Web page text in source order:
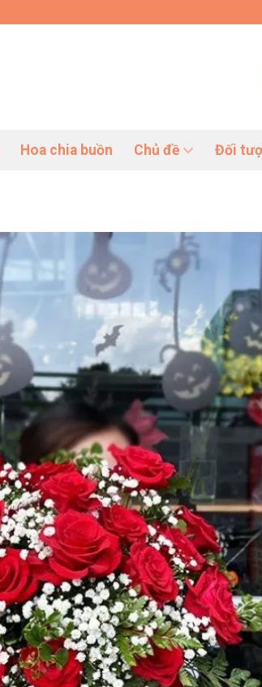
Hoa chia buồn Chủ đề Đối